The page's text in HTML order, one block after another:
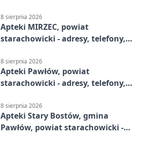
8 sierpnia 2026
Apteki MIRZEC, powiat
starachowicki - adresy, telefony,
8 sierpnia 2026
Apteki Pawłów, powiat
starachowicki - adresy, telefony,
8 sierpnia 2026
Apteki Stary Bostów, gmina
Pawłów, powiat starachowicki -